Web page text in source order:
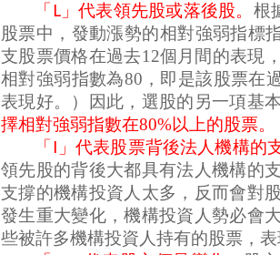
「 L」代表領先股或落後股。 根
股票中，發動漲勢的相對強弱指標
支股票價格在過去12個月間的表現
相對強弱指數為80 ，即是該股票在
表現好。）因此，選股的另一項基
擇相對強弱指數在80%以上的股票。
「 I 」代表股票背後法人機構的
領先股的背後大都具有法人機構的
支撐的機構投資人太多，反而會對
發生重大變化，機構投資人勢必會
些被許多機構投資人持有的股票，